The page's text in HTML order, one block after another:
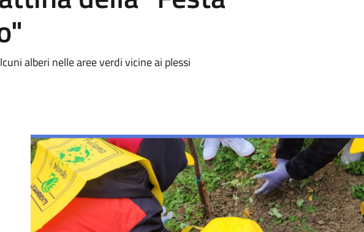
alberi nelle aree verdi vicine ai plessi